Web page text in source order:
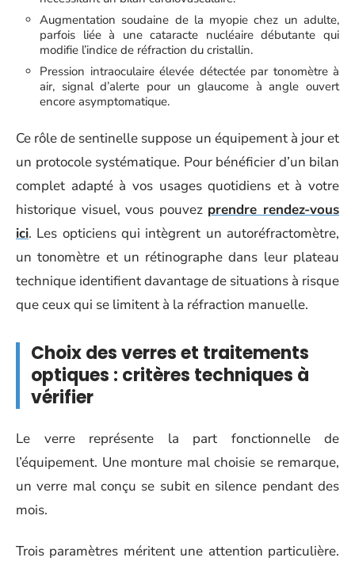
Augmentation soudaine de la myopie chez un adulte,
parfois liée à une cataracte nucléaire débutante qui
modifie l’indice de réfraction du cristallin.
Pression intraoculaire élevée détectée par tonomètre à
air, signal d’alerte pour un glaucome à angle ouvert
encore asymptomatique.
Ce rôle de sentinelle suppose un équipement à jour et
un protocole systématique. Pour bénéficier d’un bilan
complet adapté à vos usages quotidiens et à votre
historique visuel, vous pouvez prendre rendez-vous
ici. Les opticiens qui intègrent un autoréfractomètre,
un tonomètre et un rétinographe dans leur plateau
technique identifient davantage de situations à risque
que ceux qui se limitent à la réfraction manuelle.
Choix des verres et traitements
optiques : critères techniques à
vérifier
Le verre représente la part fonctionnelle de
l’équipement. Une monture mal choisie se remarque,
un verre mal conçu se subit en silence pendant des
mois.
Trois paramètres méritent une attention particulière.